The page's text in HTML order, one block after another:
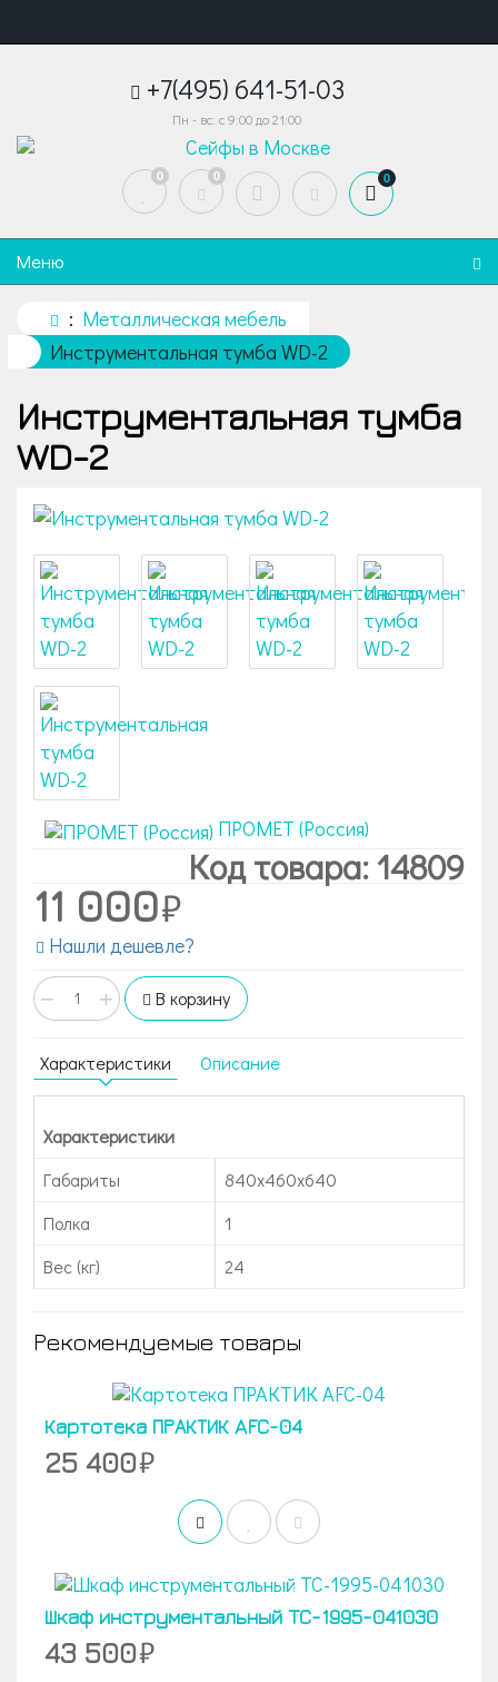
+7(495) 641-51-03
Пн - вс: с 9:00 до 21:00
0 0 0
Меню
Металлическая мебель
Инструментальная тумба WD-2
Инструментальная тумба
WD-2
ПРОМЕТ (Россия)
Код товара: 14809
11 000
Нашли дешевле?
− + В корзину
Характеристики Описание
Характеристики
Габариты
840x460x640
Полка
1
Вес (кг)
24
Рекомендуемые товары
Картотека ПРАКТИК AFC-04
25 400
Шкаф инструментальный TC-1995-041030
43 500